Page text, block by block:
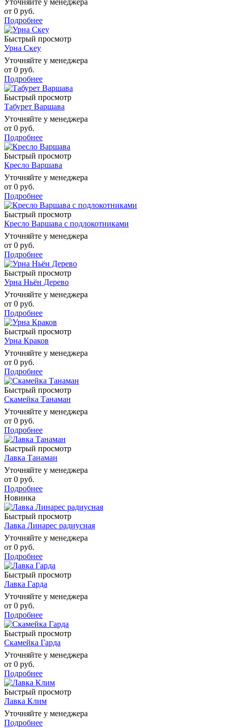
от 0 руб.
Подробнее
Быстрый просмотр
Урна Скеу
Уточняйте у менеджера
от 0 руб.
Подробнее
Быстрый просмотр
Табурет Варшава
Уточняйте у менеджера
от 0 руб.
Подробнее
Быстрый просмотр
Кресло Варшава
Уточняйте у менеджера
от 0 руб.
Подробнее
Быстрый просмотр
Кресло Варшава с подлокотниками
Уточняйте у менеджера
от 0 руб.
Подробнее
Быстрый просмотр
Урна Ньён Дерево
Уточняйте у менеджера
от 0 руб.
Подробнее
Быстрый просмотр
Урна Краков
Уточняйте у менеджера
от 0 руб.
Подробнее
Быстрый просмотр
Скамейка Танаман
Уточняйте у менеджера
от 0 руб.
Подробнее
Быстрый просмотр
Лавка Танаман
Уточняйте у менеджера
от 0 руб.
Подробнее
Новинка
Быстрый просмотр
Лавка Линарес радиусная
Уточняйте у менеджера
от 0 руб.
Подробнее
Быстрый просмотр
Лавка Гарда
Уточняйте у менеджера
от 0 руб.
Подробнее
Быстрый просмотр
Скамейка Гарда
Уточняйте у менеджера
от 0 руб.
Подробнее
Быстрый просмотр
Лавка Клим
Уточняйте у менеджера
Подробнее